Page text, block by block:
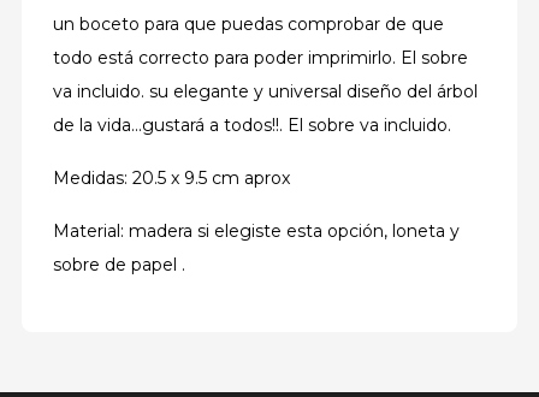
un boceto para que puedas comprobar de que
todo está correcto para poder imprimirlo. El sobre
va incluido. su elegante y universal diseño del árbol
de la vida...gustará a todos!!. El sobre va incluido.
Medidas: 20.5 x 9.5 cm aprox
Material: madera si elegiste esta opción, loneta y
sobre de papel .